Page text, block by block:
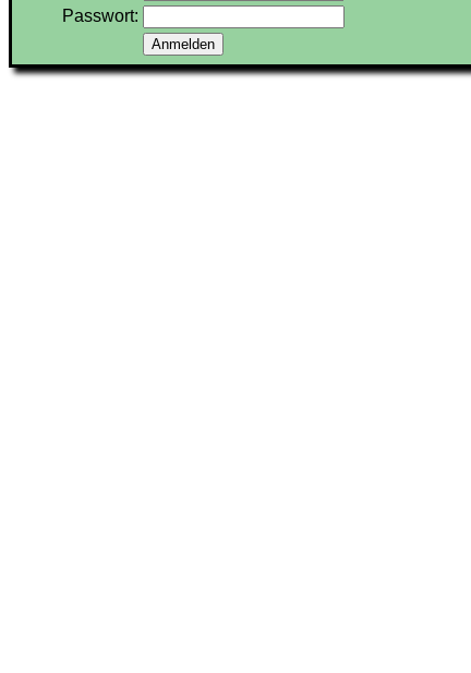
Passwort: